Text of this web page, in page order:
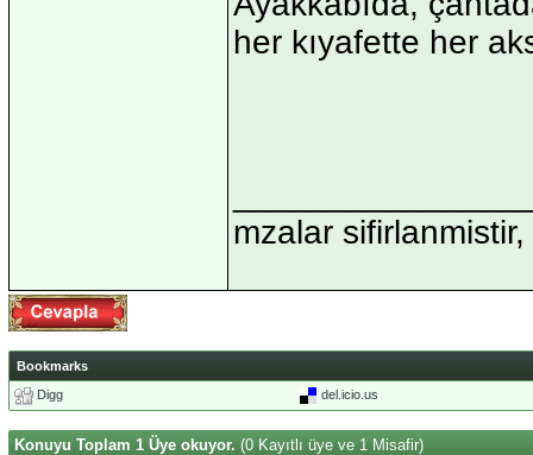
her kıyafette her
mzalar
Bookmarks
Digg
del.icio.us
Konuyu Toplam 1 Üye okuyor. (0 Kayıtlı üye ve 1 Misafir)